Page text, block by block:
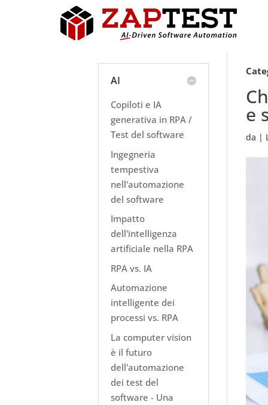
e
da |
AI
Copiloti e IA
generativa in RPA /
Test del software
Ingegneria
tempestiva
nell'automazione
del software
Impatto
dell'intelligenza
artificiale nella RPA
RPA vs. IA
Automazione
intelligente dei
processi vs. RPA
La computer vision
è il futuro
dell'automazione
dei test del
software - Una